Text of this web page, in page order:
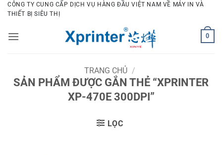
Bỏ
qua
dung
CÔNG TY CUNG CẤP DỊCH VỤ HÀNG ĐẦU VIỆT NAM VỀ MÁY IN VÀ
THIẾT BỊ SIÊU THỊ
0
TRANG CHỦ /
SẢN PHẨM ĐƯỢC GẮN THẺ “XPRINTER
XP-470E 300DPI”
LỌC